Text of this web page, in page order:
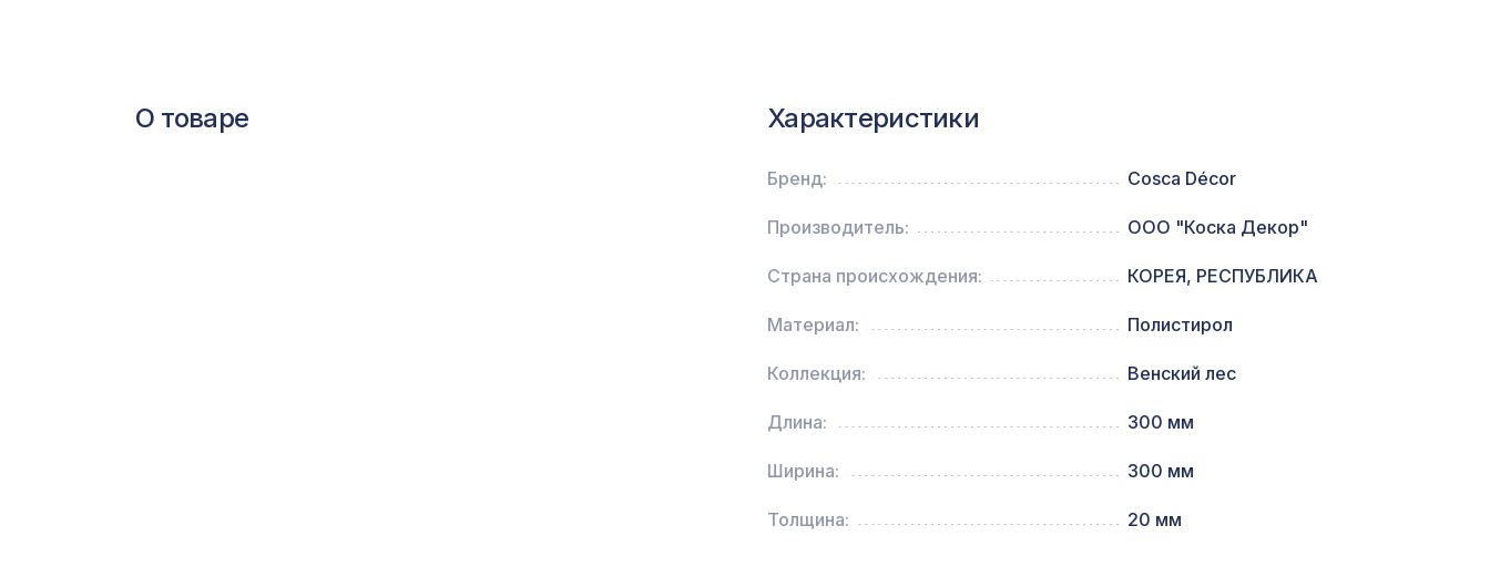
1400х780мм, ХДФ, ольха
Молдинг MX001, 26х12, 2000мм, Экополимер/40
5107 ₽
2800х1250мм, ХДФ, бук
7043 ₽
МИРИАДЕ, 595х595мм, ХДФ, венге
О товаре Характеристики
Бренд: Cosca Décor
Производитель: ООО "Коска Декор"
Страна происхождения: КОРЕЯ, РЕСПУБЛИКА
Материал: Полистирол
Коллекция: Венский лес
Длина: 300 мм
Ширина: 300 мм
Толщина: 20 мм